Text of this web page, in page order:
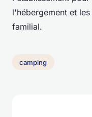
l'hébergement et
familial.
camping